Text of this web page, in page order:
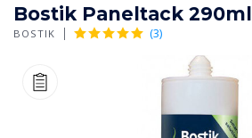
Bostik Paneltack 290ml
BOSTIK (3)